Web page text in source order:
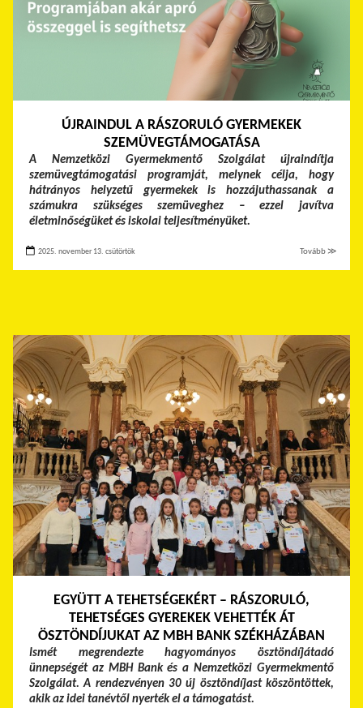
ÚJRAINDUL A RÁSZORULÓ GYERMEKEK
SZEMÜVEGTÁMOGATÁSA
A Nemzetközi Gyermekmentő Szolgálat újraindítja
szemüvegtámogatási programját, melynek célja, hogy
hátrányos helyzetű gyermekek is hozzájuthassanak a
számukra szükséges szemüveghez – ezzel javítva
életminőségüket és iskolai teljesítményüket.
2025. november 13. csütörtök Tovább ≫
EGYÜTT A TEHETSÉGEKÉRT – RÁSZORULÓ,
TEHETSÉGES GYEREKEK VEHETTÉK ÁT
ÖSZTÖNDÍJUKAT AZ MBH BANK SZÉKHÁZÁBAN
Ismét megrendezte hagyományos ösztöndíjátadó
ünnepségét az MBH Bank és a Nemzetközi Gyermekmentő
Szolgálat. A rendezvényen 30 új ösztöndíjast köszöntöttek,
akik az idei tanévtől nyerték el a támogatást.